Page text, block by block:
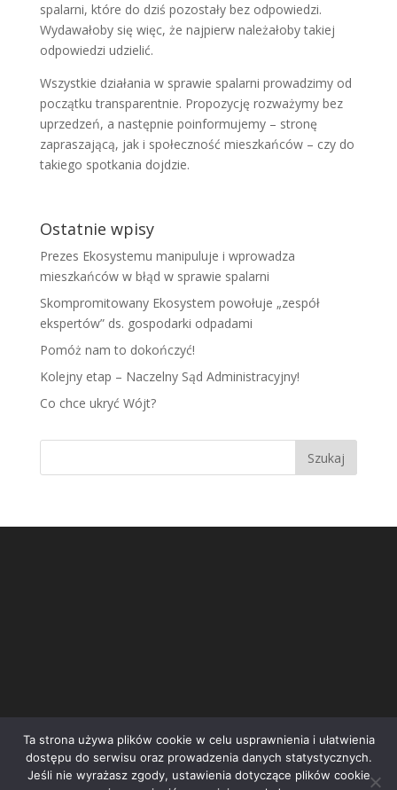
spalarni, które do dziś pozostały bez odpowiedzi.
Wydawałoby się więc, że najpierw należałoby takiej
odpowiedzi udzielić.
Wszystkie działania w sprawie spalarni prowadzimy od
początku transparentnie. Propozycję rozważymy bez
uprzedzeń, a następnie poinformujemy – stronę
zapraszającą, jak i społeczność mieszkańców – czy do
takiego spotkania dojdzie.
Ostatnie wpisy
Prezes Ekosystemu manipuluje i wprowadza
mieszkańców w błąd w sprawie spalarni
Skompromitowany Ekosystem powołuje „zespół
ekspertów” ds. gospodarki odpadami
Pomóż nam to dokończyć!
Kolejny etap – Naczelny Sąd Administracyjny!
Co chce ukryć Wójt?
Ta strona używa plików cookie w celu usprawnienia i ułatwienia
dostępu do serwisu oraz prowadzenia danych statystycznych.
Jeśli nie wyrażasz zgody, ustawienia dotyczące plików cookie